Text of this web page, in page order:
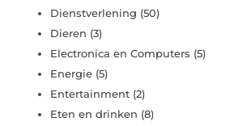
Dienstverlening (50)
Dieren (3)
Electronica en Computers (5)
Energie (5)
Entertainment (2)
Eten en drinken (8)